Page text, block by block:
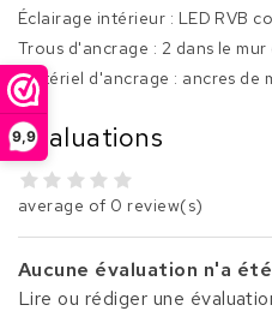
9,9
Éclairage intérieur : LED RVB
Trous d'ancrage : 2 dans le
Matériel d'ancrage : ancres de
Évaluations
average of 0 review(s)
Aucune évaluation n'a
Lire ou rédiger une